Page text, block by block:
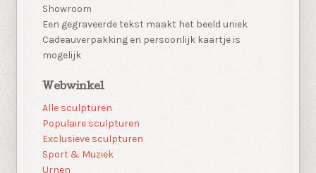
Showroom
Een gegraveerde tekst maakt het beeld uniek
Cadeauverpakking en persoonlijk kaartje is
mogelijk
Webwinkel
Alle sculpturen
Populaire sculpturen
Exclusieve sculpturen
Sport & Muziek
Urnen